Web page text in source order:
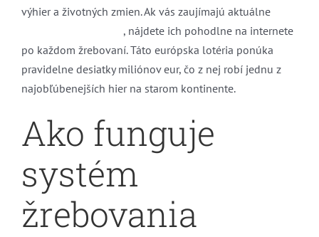
výhier a životných zmien. Ak vás zaujímajú aktuálne
, nájdete ich pohodlne na internete
po každom žrebovaní. Táto európska lotéria ponúka
pravidelne desiatky miliónov eur, čo z nej robí jednu z
najobľúbenejších hier na starom kontinente.
Ako funguje
systém
žrebovania